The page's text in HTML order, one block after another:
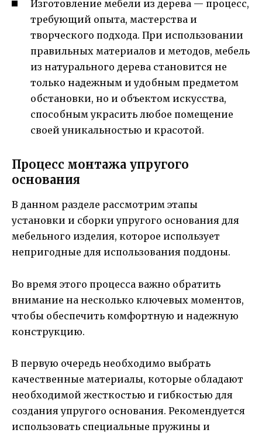
Изготовление мебели из дерева — процесс,
требующий опыта, мастерства и
творческого подхода. При использовании
правильных материалов и методов, мебель
из натурального дерева становится не
только надежным и удобным предметом
обстановки, но и объектом искусства,
способным украсить любое помещение
своей уникальностью и красотой.
Процесс монтажа упругого
основания
В данном разделе рассмотрим этапы
установки и сборки упругого основания для
мебельного изделия, которое использует
непригодные для использования поддоны.
Во время этого процесса важно обратить
внимание на несколько ключевых моментов,
чтобы обеспечить комфортную и надежную
конструкцию.
В первую очередь необходимо выбрать
качественные материалы, которые обладают
необходимой жесткостью и гибкостью для
создания упругого основания. Рекомендуется
использовать специальные пружины и